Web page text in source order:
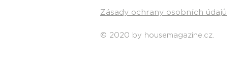
Zásady ochrany osobních údajů
© 2020 by housemagazine.cz.